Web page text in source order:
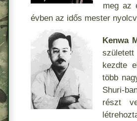
meg az
évben az idős mester
Kenwa
kezdte
több
Shuri-
részt